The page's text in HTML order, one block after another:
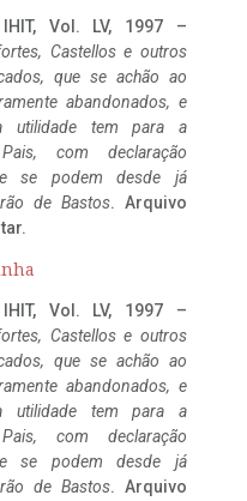
Vol. LV, 1997 –
Castellos e outros
que se achão ao
abandonados, e
utilidade tem para a
com declaração
se podem desde já
de Bastos. Arquivo
Vol. LV, 1997 –
Castellos e outros
que se achão ao
abandonados, e
utilidade tem para a
com declaração
se podem desde já
de Bastos. Arquivo